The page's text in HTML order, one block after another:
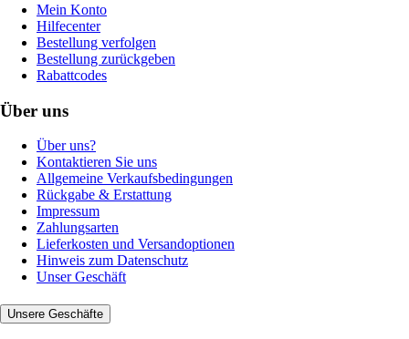
Mein Konto
Hilfecenter
Bestellung verfolgen
Bestellung zurückgeben
Rabattcodes
Über uns
Über uns?
Kontaktieren Sie uns
Allgemeine Verkaufsbedingungen
Rückgabe & Erstattung
Impressum
Zahlungsarten
Lieferkosten und Versandoptionen
Hinweis zum Datenschutz
Unser Geschäft
Unsere Geschäfte